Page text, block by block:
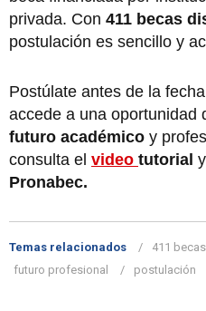
privada. Con 411 becas
postulación es sencillo y
Postúlate antes de la
accede a una oportunidad
futuro académico y
consulta el video tutorial
Pronabec.
Temas relacionados 411 becas
futuro profesional
postulación